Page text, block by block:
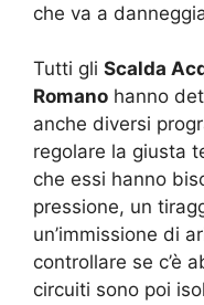
che va a
Tutti gli Scalda
Romano hanno
anche diversi
regolare la giusta
che essi hanno
pressione, un
un’immissione di
controllare se c’è
circuiti sono poi